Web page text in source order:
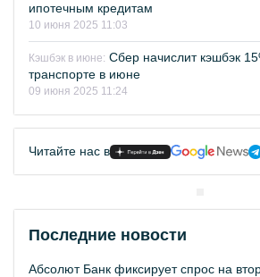
ипотечным кредитам
10 июня 2025 11:03
Кэшбэк в июне: Сбер начислит кэшбэк
транспорте в июне
09 июня 2025 11:24
Читайте нас в
Последние новости
Абсолют Банк фиксирует спрос на